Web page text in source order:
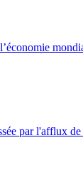
par l'afflux